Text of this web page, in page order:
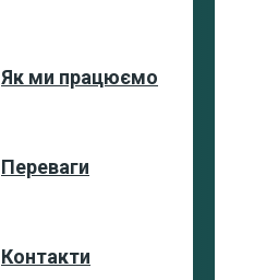
Як ми працюємо
Переваги
Контакти